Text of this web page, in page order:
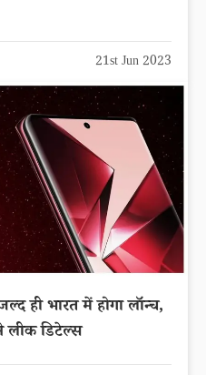
21st Jun 2023
ही भारत में होगा लॉन्च,
लीक डिटेल्स